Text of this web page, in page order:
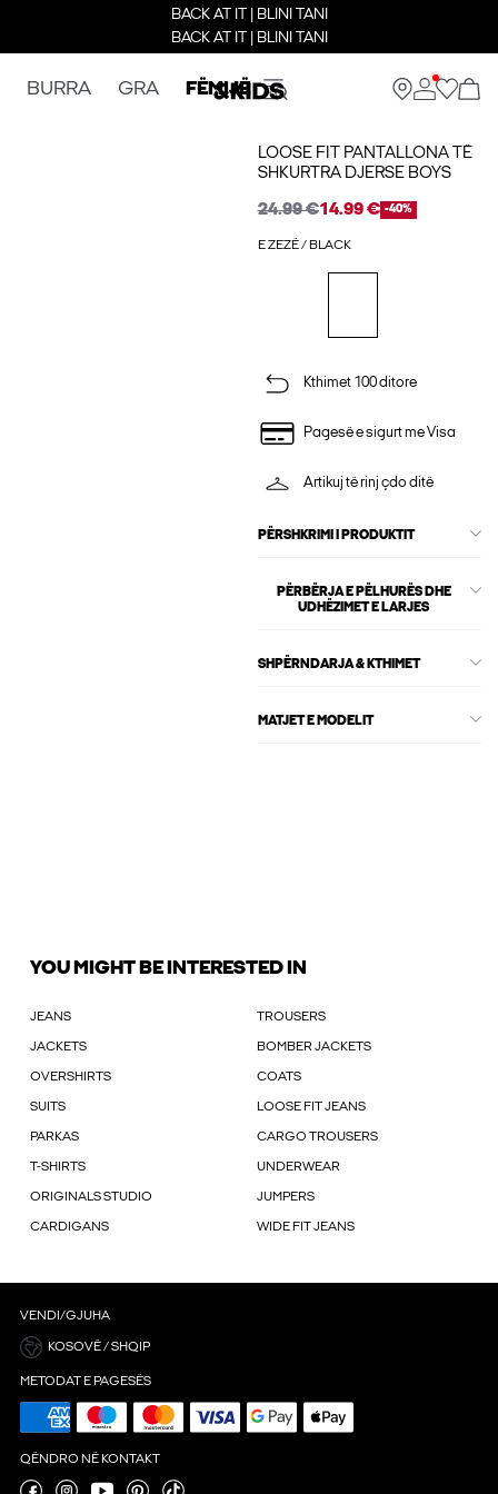
BACK AT IT | BLINI TANI
BACK AT IT | BLINI TANI
BURRA GRA FËMIJË
LOOSE FIT PANTALLONA TË
SHKURTRA DJERSE BOYS
24.99 €14.99 € -40%
E ZEZË / BLACK
Kthimet 100 ditore
Pagesë e sigurt me Visa
Artikuj të rinj çdo ditë
PËRSHKRIMI I PRODUKTIT
PËRBËRJA E PËLHURËS DHE
UDHËZIMET E LARJES
SHPËRNDARJA & KTHIMET
MATJET E MODELIT
YOU MIGHT BE INTERESTED IN
JEANS TROUSERS
JACKETS BOMBER JACKETS
OVERSHIRTS COATS
SUITS LOOSE FIT JEANS
PARKAS CARGO TROUSERS
T-SHIRTS UNDERWEAR
ORIGINALS STUDIO JUMPERS
CARDIGANS WIDE FIT JEANS
VENDI/GJUHA
KOSOVË / SHQIP
METODAT E PAGESËS
QËNDRO NË KONTAKT